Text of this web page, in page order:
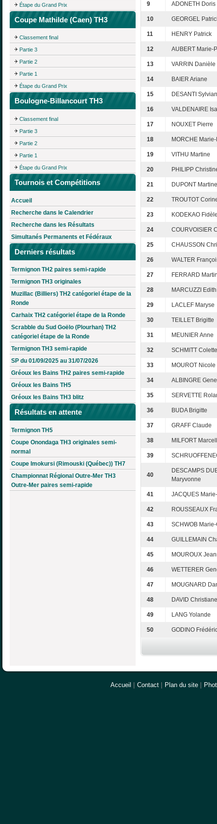
Étape du Grand Prix
Coupe Mathilde (Caen) TH3
Classement final
Partie 3
Partie 2
Partie 1
Étape du Grand Prix
Boulogne-Billancourt TH3
Classement final
Partie 3
Partie 2
Partie 1
Étape du Grand Prix
Tournois et Compétitions
Accueil
Recherche dans le Calendrier
Recherche dans les Résultats
Simultanés Permanents et Fédéraux
Derniers résultats
Termignon TH2 paires semi-rapide
Termignon TH3 originales
Muzillac (Billiers) TH2 catégoriel étape de la
Ronde
Carhaix TH2 catégoriel étape de la Ronde
Scrabble du Sud Goëlo (Plourhan) TH2
catégoriel étape de la Ronde
Termignon TH3 semi-rapide
SP du 01/09/2025 au 31/07/2026
Gréoux les Bains TH2 paires semi-rapide
Gréoux les Bains TH5
Gréoux les Bains TH3 blitz
Résultats en attente
Termignon TH5
Coupe Onondaga TH3 originales semi-
normal
Coupe Imokursi (Rimouski (Québec)) TH7
Championnat Régional Outre-Mer TH3
Outre-Mer paires semi-rapide
9 ADONETH Doris
10 GEORGEL
11 HENRY Patrick
12 AUBERT Marie-
13 VARRIN Danièle
14 BAIER Ariane
15 DESANTI
16 VALDENAIRE
17 NOUXET Pierre
18 MORCHE
19 VITHU Martine
20 PHILIPP
21 DUPONT Martine
22 TROUTOT
23 KODEKAO
24 COURVOISIER
25 CHAUSSON
26 WALTER
27 FERRARD
28 MARCUZZI Edith
29 LACLEF Maryse
30 TEILLET Brigitte
31 MEUNIER Anne
32 SCHMITT Colette
33 MOUROT Nicole
34 ALBINGRE
35 SERVETTE
36 BUDA Brigitte
37 GRAFF Claude
38 MILFORT
39
40
DESCAMPS
Maryvonne
41 JACQUES
42 ROUSSEAUX
43 SCHWOB
44 GUILLEMAIN
45 MOUROUX
46 WETTERER
47 MOUGNARD
48 DAVID Christiane
49 LANG Yolande
50 GODINO
Accueil Contact Plan du site